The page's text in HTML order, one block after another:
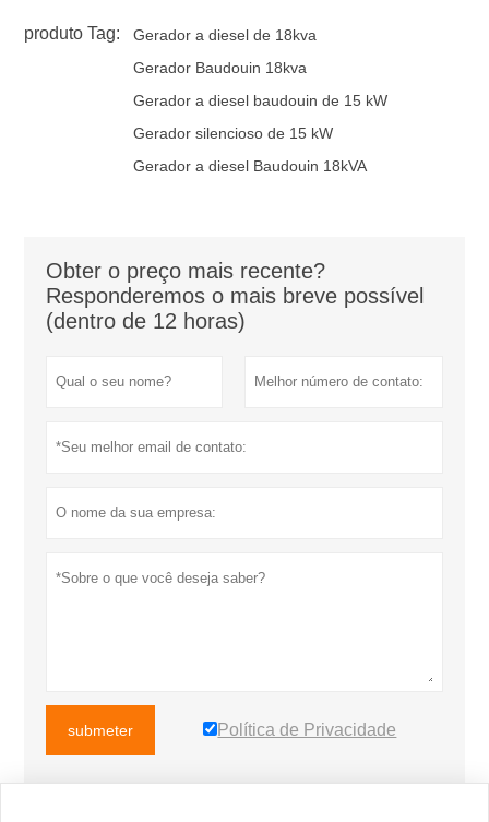
produto Tag:
Gerador a diesel de 18kva
Gerador Baudouin 18kva
Gerador a diesel baudouin de 15 kW
Gerador silencioso de 15 kW
Gerador a diesel Baudouin 18kVA
Obter o preço mais recente?
Responderemos o mais breve possível
(dentro de 12 horas)
submeter Política de Privacidade